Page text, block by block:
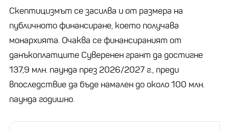
Скептицизмът се засилва и от размера на
публичното финансиране, което получава
монархията. Очаква се финансираният от
данъкоплатците Суверенен грант да достигне
137,9 млн. паунда през 2026/2027 г., преди
впоследствие да бъде намален до около 100 млн.
паунда годишно.